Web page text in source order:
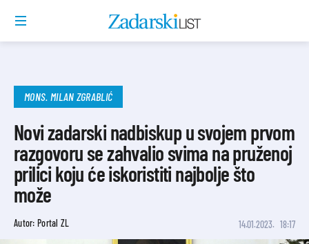
MONS. MILAN ZGRABLIĆ
Novi zadarski nadbiskup u svojem prvom
razgovoru se zahvalio svima na pruženoj
prilici koju će iskoristiti najbolje što
može
Autor: Portal ZL 14.01.2023. 18:17